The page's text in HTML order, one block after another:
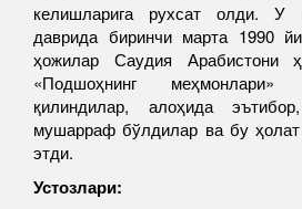
келишларига рухсат олди. У
даврида биринчи марта 1990
ҳожилар Саудия Арабистони
«Подшоҳнинг
қилиндилар, алоҳида
мушарраф бўлдилар ва бу
этди.
Устозлари: